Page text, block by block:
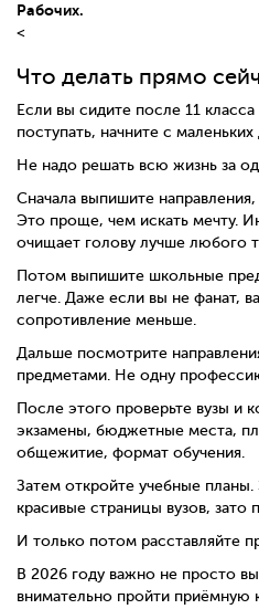
Рабочих.
<
Что делать прямо
Если вы сидите после 11
поступать, начните с маленьких
Не надо решать всю жизнь за
Сначала выпишите
Это проще, чем искать мечту.
очищает голову лучше любого
Потом выпишите школьные
легче. Даже если вы не фанат,
сопротивление меньше.
Дальше посмотрите
предметами. Не одну
После этого проверьте вузы и
экзамены, бюджетные места,
общежитие, формат обучения.
Затем откройте учебные
красивые страницы вузов, зато
И только потом расставляйте
В 2026 году важно не просто
внимательно пройти приёмную